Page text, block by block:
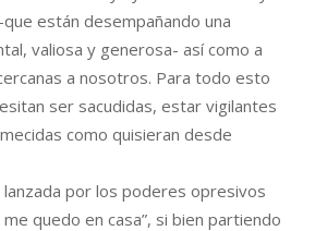
están desempañando una
valiosa y generosa- así como a
a nosotros. Para todo esto
ser sacudidas, estar vigilantes
como quisieran desde
lanzada por los poderes opresivos
me quedo en casa”, si bien partiendo